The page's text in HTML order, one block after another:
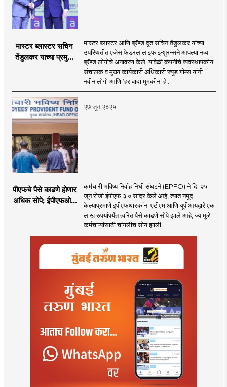
मास्टर ब्लास्टर सचिन
तेंडुलकर याच्या प्रमुख
लोगोचे अनावरण
मास्टर ब्लास्टर आणि ब्रॅण्ड दूत सचिन तेंडुलकर यांच्या
उपस्थितीत एजेस फेडरल लाइफ इन्शुरन्सने आपल्या नव्या
ब्रॅण्ड लोगोचे अनावरण केले. यावेळी कंपनीचे व्यवस्थापकीय
संचालक व मुख्य कार्यकारी अधिकारी ज्यूड गोम्स यांनी
नवीन लोगो आणि ‘हर वादा मुमकीन’ हे ..
२७ जून २०२५
पीएफचे पैसे काढणे होणार
अधिक सोपे; ईपीएफओचे
कर्मचारी भविष्य निर्वाह निधी संघटने (EPFO) ने दि. २५
जून रोजी ईपीएफ ३.० सादर केले आहे, त्यात नमूद
केल्याप्रमाणे इपीएफधारकांना एटीएम आणि यूपीआयद्वारे एक
लाख रुपयांपर्यंत त्वरित पैसे काढणे सोपे झाले आहे, ज्यामुळे
कर्मचाऱ्यांसाठी चांगलीच सोय झाली ..